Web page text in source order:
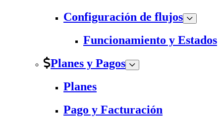
Configuración de flujos
Funcionamiento y Estados
Planes y Pagos
Planes
Pago y Facturación